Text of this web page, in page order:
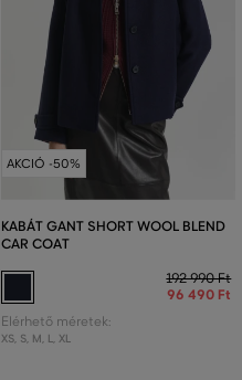
AKCIÓ -50%
KABÁT GANT SHORT WOOL BLEND
CAR COAT
192 990 Ft
96 490 Ft
Elérhető méretek:
XS, S, M, L, XL